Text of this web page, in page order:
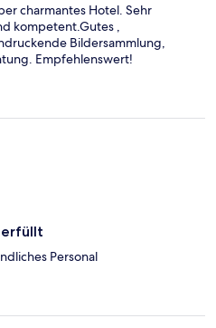
charmantes Hotel. Sehr
kompetent.Gutes ,
Bildersammlung,
Empfehlenswert!
erfüllt
Personal